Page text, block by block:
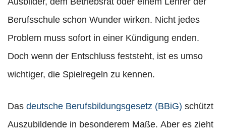
Berufsschule schon Wunder wirken. Nicht jedes
Problem muss sofort in einer Kündigung enden.
Doch wenn der Entschluss feststeht, ist es umso
wichtiger, die Spielregeln zu kennen.
Das deutsche Berufsbildungsgesetz (BBiG) schützt
Auszubildende in besonderem Maße. Aber es zieht